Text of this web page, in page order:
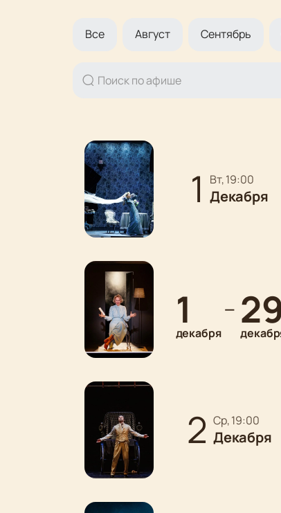
Все Август Сентябрь
1 вт, 19:00
Декабря
1
декабря
— 29
2 ср, 19:00
Декабря